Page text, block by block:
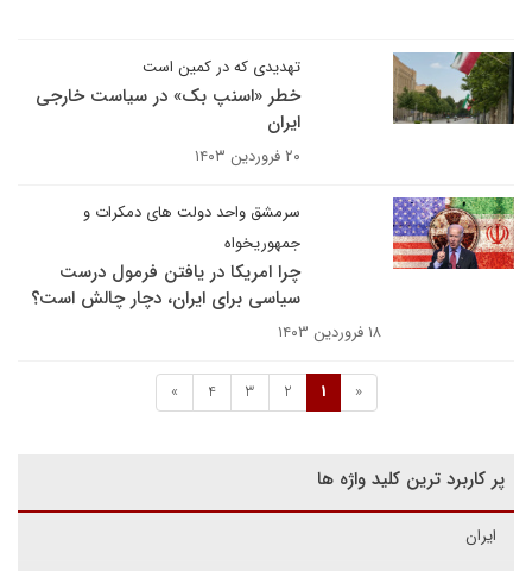
تهدیدی که در کمین است
خطر «اسنپ بک» در سیاست خارجی
ایران
۲۰ فروردین ۱۴۰۳
سرمشق واحد دولت های دمکرات و
جمهوریخواه
چرا امریکا در یافتن فرمول درست
سیاسی برای ایران، دچار چالش است؟
۱۸ فروردین ۱۴۰۳
«
1
2
3
4
»
پر کاربرد ترین کلید واژه ها
ایران